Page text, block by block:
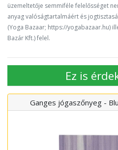
üzemeltetője semmiféle felelősséget
anyag valóságtartalmáért és
(Yoga Bazaar; https://yogabazaar.hu)
Bazár Kft.) felel.
Ez is
Ganges jógaszőnyeg -